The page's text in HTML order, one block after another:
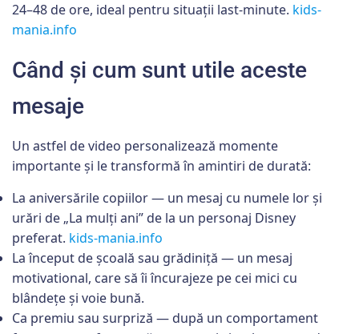
24–48 de ore, ideal pentru situații last-minute. kids-
mania.info
Când și cum sunt utile aceste
mesaje
Un astfel de video personalizează momente
importante și le transformă în amintiri de durată:
La aniversările copiilor — un mesaj cu numele lor și
urări de „La mulți ani” de la un personaj Disney
preferat. kids-mania.info
La început de școală sau grădiniță — un mesaj
motivational, care să îi încurajeze pe cei mici cu
blândețe și voie bună.
Ca premiu sau surpriză — după un comportament